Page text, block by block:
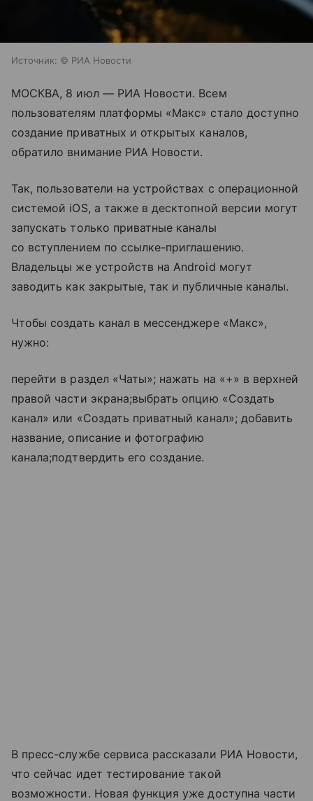
Источник: © РИА Новости
МОСКВА, 8 июл — РИА Новости. Всем
пользователям платформы «Макс» стало доступно
создание приватных и открытых каналов,
обратило внимание РИА Новости.
Так, пользователи на устройствах с операционной
системой iOS, а также в десктопной версии могут
запускать только приватные каналы
со вступлением по ссылке-приглашению.
Владельцы же устройств на Android могут
заводить как закрытые, так и публичные каналы.
Чтобы создать канал в мессенджере «Макс»,
нужно:
перейти в раздел «Чаты»; нажать на «+» в верхней
правой части экрана;выбрать опцию «Создать
канал» или «Создать приватный канал»; добавить
название, описание и фотографию
канала;подтвердить его создание.
В пресс-службе сервиса рассказали РИА Новости,
что сейчас идет тестирование такой
возможности. Новая функция уже доступна части